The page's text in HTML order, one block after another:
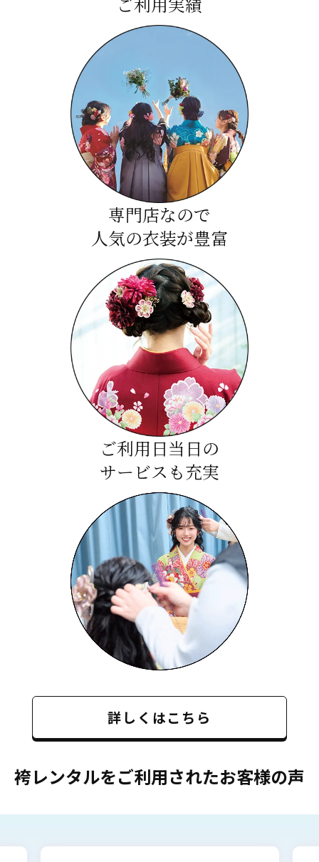
専門店なので
人気の衣装が豊富
ご利用日当日の
サービスも充実
詳しくはこちら
袴レンタルをご利用されたお客様の声